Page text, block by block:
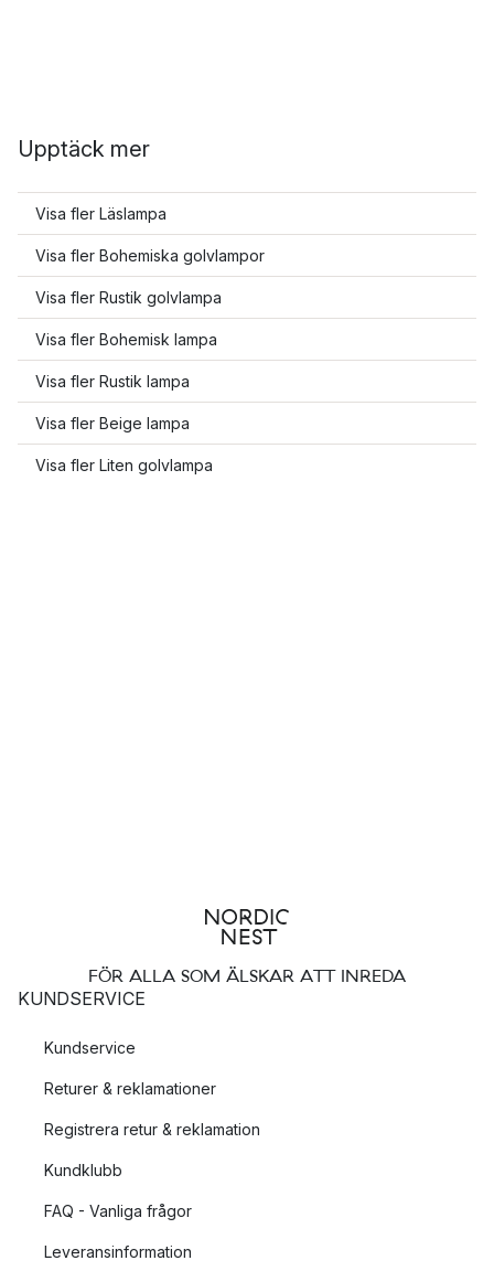
Upptäck mer
Visa fler Läslampa
Visa fler Bohemiska golvlampor
Visa fler Rustik golvlampa
Visa fler Bohemisk lampa
Visa fler Rustik lampa
Visa fler Beige lampa
Visa fler Liten golvlampa
FÖR ALLA SOM ÄLSKAR ATT INREDA
KUNDSERVICE
Kundservice
Returer & reklamationer
Registrera retur & reklamation
Kundklubb
FAQ - Vanliga frågor
Leveransinformation